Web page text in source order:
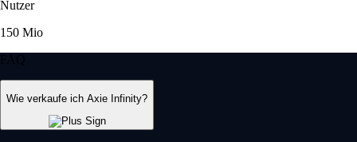
Nutzer
150 Mio
FAQ
Wie verkaufe ich Axie Infinity?